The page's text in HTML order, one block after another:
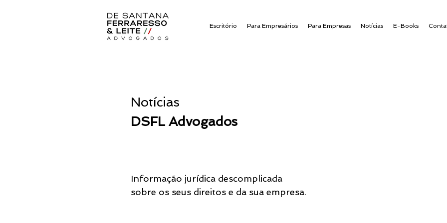
Escritório Para Empresários Para Empresas Notícias E-Books
Notícias
DSFL Advogados
Informação jurídica descomplicada
sobre os seus direitos e da sua empresa.